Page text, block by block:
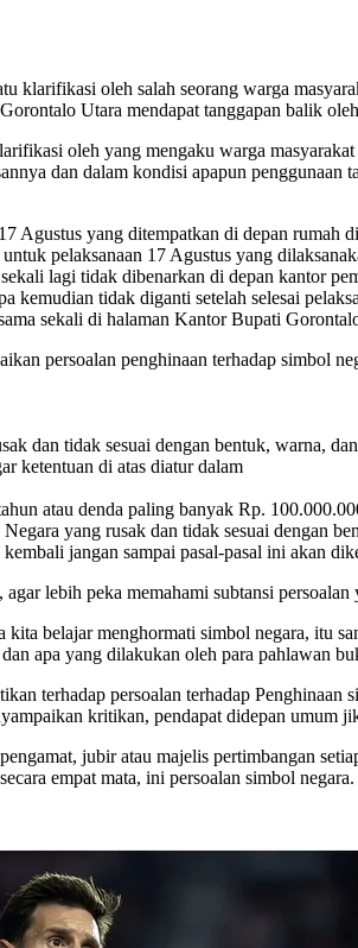
klarifikasi oleh salah seorang warga
Utara mendapat tanggapan balik
oleh yang mengaku warga
dan dalam kondisi apapun
Agustus yang ditempatkan di depan rumah
pelaksanaan 17 Agustus yang
lagi tidak dibenarkan di depan kantor
kemudian tidak diganti setelah selesai
sekali di halaman Kantor Bupati
persoalan penghinaan terhadap simbol
dan tidak sesuai dengan bentuk, warna,
ketentuan di atas diatur dalam
atau denda paling banyak Rp.
yang rusak dan tidak sesuai dengan
jangan sampai pasal-pasal ini akan
lebih peka memahami subtansi
belajar menghormati simbol negara, itu
apa yang dilakukan oleh para pahlawan
terhadap persoalan terhadap Penghinaan
kritikan, pendapat didepan umum
jubir atau majelis pertimbangan
empat mata, ini persoalan simbol